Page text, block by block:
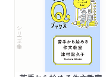
シリーズ・全集